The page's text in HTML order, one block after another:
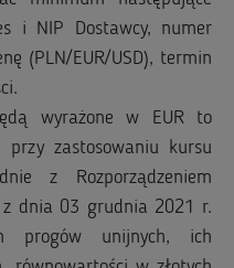
i NIP Dostawcy, numer
(PLN/EUR/USD), termin
wyrażone w EUR to
przy zastosowaniu kursu
z Rozporządzeniem
z dnia 03 grudnia 2021 r.
progów unijnych, ich